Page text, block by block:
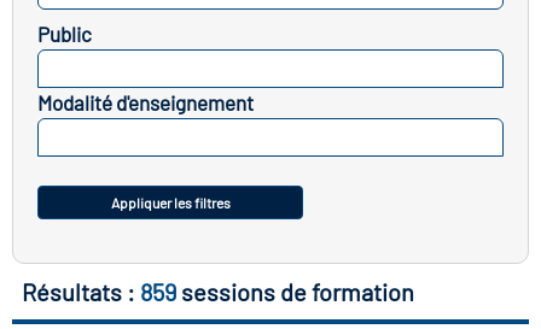
des secteurs(en
Public
Modalité d'enseignement
Appliquer les filtres
Résultats : 859 sessions de formation